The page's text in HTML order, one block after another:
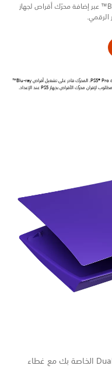
استكشف ألعاب وأفلام جديدة على قرص Blu-ray™ عبر إضافة محرّك أقراص لجهاز
* هذا المنتج مخصص لأجهزة PS5 (CFI-2000 مجموعة موديل– slim) أو أجهزة PS5® Pro. المحرّك قادر على تشغيل أقراص Blu-ray™
قم بإقران وحدة التحكم اللاسلكية DualSense الخاصة بك مع غطاء